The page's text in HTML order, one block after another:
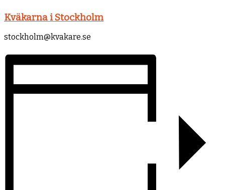
Kväkarna i Stockholm
stockholm@kvakare.se